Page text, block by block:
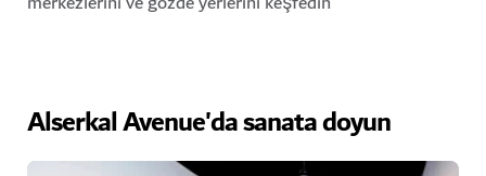
Alserkal Avenue'da sanata doyun